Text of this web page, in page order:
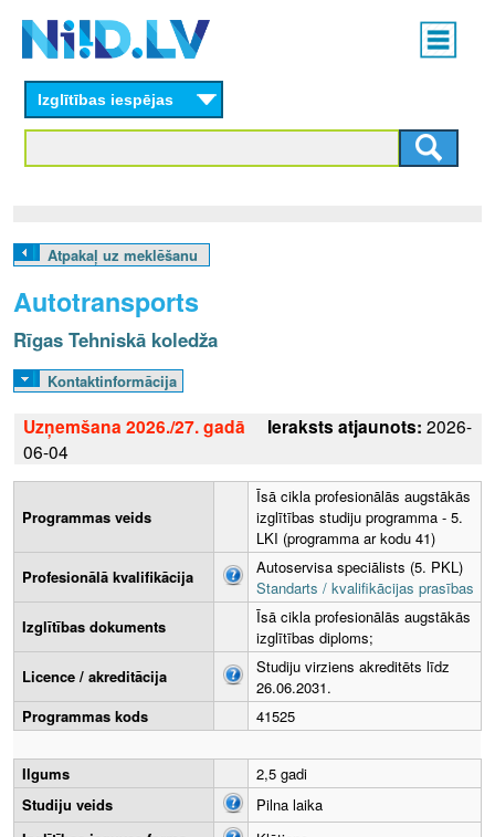
content
Main
menu
L
V
Izglītības iespējas
Atpakaļ uz meklēšanu
Autotransports
Rīgas Tehniskā koledža
Kontaktinformācija
Uzņemšana 2026./27. gadā Ieraksts atjaunots: 2026-
06-04
Programmas veids
Īsā cikla profesionālās augstākās
izglītības studiju programma - 5.
LKI (programma ar kodu 41)
Profesionālā kvalifikācija
Autoservisa speciālists (5. PKL)
Standarts / kvalifikācijas prasības
Izglītības dokuments
Īsā cikla profesionālās augstākās
izglītības diploms;
Licence / akreditācija
Studiju virziens akreditēts līdz
26.06.2031.
Programmas kods
41525
Ilgums
2,5 gadi
Studiju veids
Pilna laika